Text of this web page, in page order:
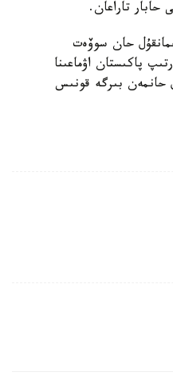
حان سوۆەت
پاكىستان اۋماعىنا
حانمەن بىرگە قونىس